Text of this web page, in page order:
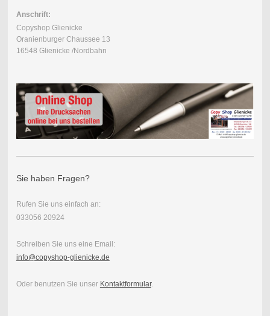
Anschrift:
Copyshop Glienicke
Oranienburger Chaussee 13
16548 Glienicke /Nordbahn
Sie haben Fragen?
Rufen Sie uns einfach an:
033056 20924
Schreiben Sie uns eine Email:
info@copyshop-glienicke.de
Oder benutzen Sie unser Kontaktformular.